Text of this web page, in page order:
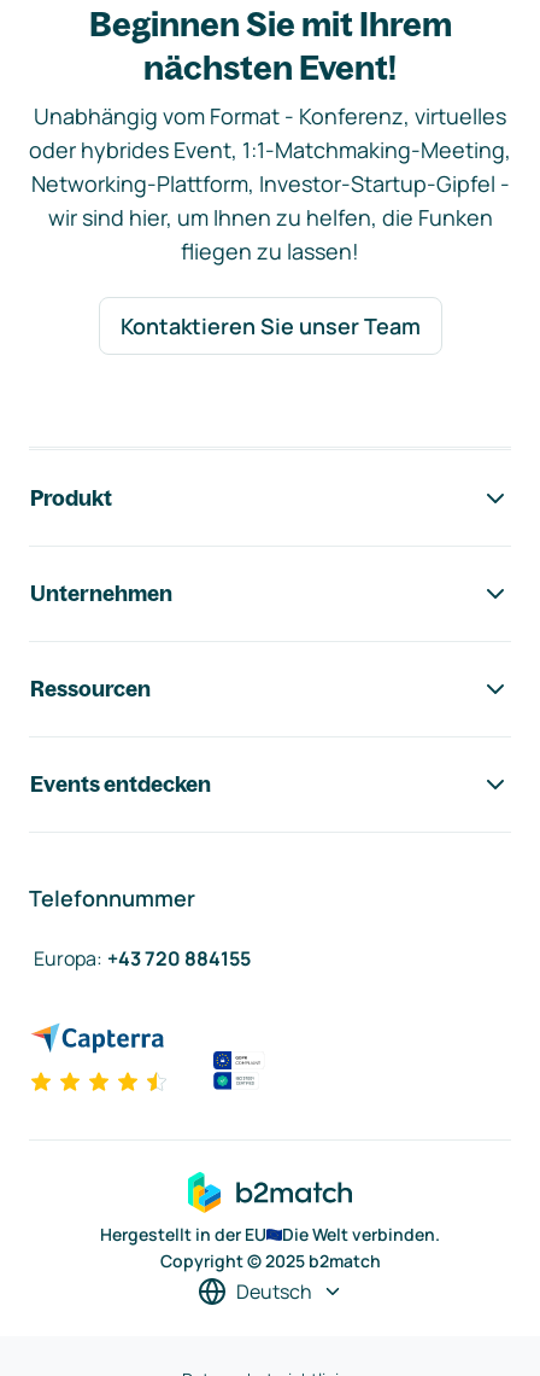
Beginnen Sie mit Ihrem
nächsten Event!
Unabhängig vom Format - Konferenz, virtuelles
oder hybrides Event, 1:1-Matchmaking-Meeting,
Networking-Plattform, Investor-Startup-Gipfel -
wir sind hier, um Ihnen zu helfen, die Funken
fliegen zu lassen!
Kontaktieren Sie unser Team
Produkt
Unternehmen
Ressourcen
Events entdecken
Telefonnummer
Europa: +43 720 884155
Hergestellt in der EU
Die Welt verbinden.
Copyright © 2025 b2match
Deutsch